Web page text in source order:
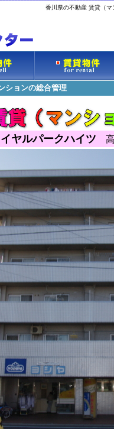
香川県の不動産 賃貸（
ションの総合管理
イヤルパークハイツ 高